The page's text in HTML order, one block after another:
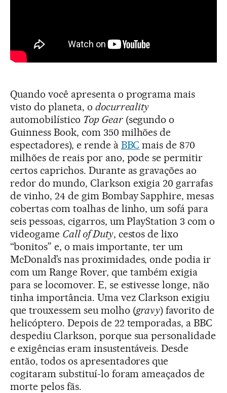
Quando você apresenta o programa mais
visto do planeta, o docurreality
automobilístico Top Gear(segundo o
Guinness Book, com 350 milhões de
espectadores), e rende à BBC mais de 870
milhões de reais por ano, pode se permitir
certos caprichos. Durante as gravações ao
redor do mundo, Clarkson exigia 20 garrafas
de vinho, 24 de gim Bombay Sapphire, mesas
cobertas com toalhas de linho, um sofá para
seis pessoas, cigarros, um PlayStation 3 com o
videogame Call of Duty, cestos de lixo
“bonitos” e, o mais importante, ter um
McDonald’s nas proximidades, onde podia ir
com um Range Rover, que também exigia
para se locomover. E, se estivesse longe, não
tinha importância. Uma vez Clarkson exigiu
que trouxessem seu molho (gravy) favorito de
helicóptero. Depois de 22 temporadas, a BBC
despediu Clarkson, porque sua personalidade
e exigências eram insustentáveis. Desde
então, todos os apresentadores que
cogitaram substituí-lo foram ameaçados de
morte pelos fãs.